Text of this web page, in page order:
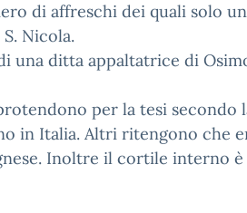
di affreschi dei quali solo
Nicola.
una ditta appaltatrice di
per la tesi secondo
in Italia. Altri ritengono che
Inoltre il cortile interno